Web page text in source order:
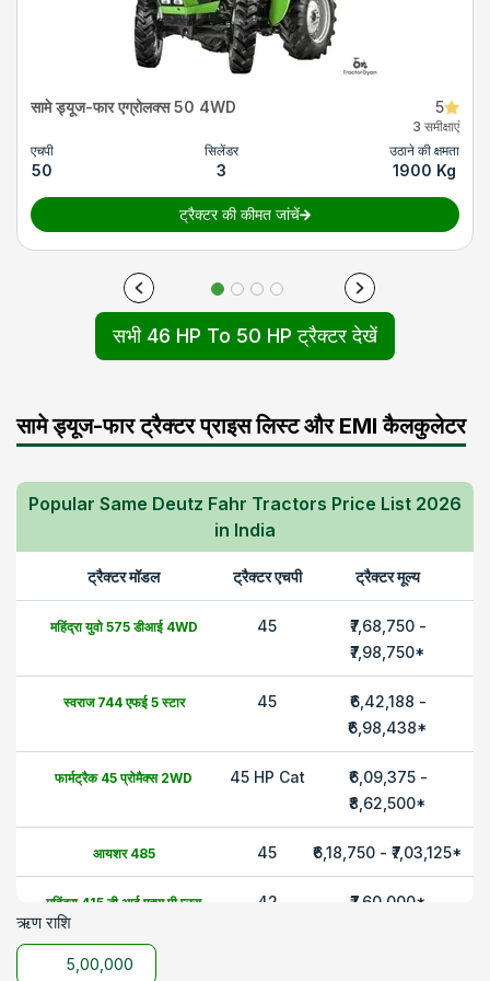
सामे ड्यूज-फार एग्रोलक्स 50 4WD 5
3 समीक्षाएं
एचपी
50
सिलेंडर
3
उठाने की क्षमता
1900 Kg
ट्रैक्टर की कीमत जांचें
सभी 46 HP To 50 HP ट्रैक्टर देखें
सामे ड्यूज-फार ट्रैक्टर प्राइस लिस्ट और EMI कैलकुलेटर
Popular Same Deutz Fahr Tractors Price List 2026
in India
ट्रैक्टर मॉडल ट्रैक्टर एचपी ट्रैक्टर मूल्य
महिंद्रा युवो 575 डीआई 4WD 45
₹7,68,750 -
₹7,98,750*
स्वराज 744 एफई 5 स्टार 45
₹6,42,188 -
₹6,98,438*
फार्मट्रैक 45 प्रोमैक्स 2WD 45 HP Cat
₹6,09,375 -
₹8,62,500*
आयशर 485 45 ₹6,18,750 - ₹7,03,125*
महिंद्रा 415 डी आई एक्स पी प्लस 42 ₹7,60,000*
241 R
ऋण राशि